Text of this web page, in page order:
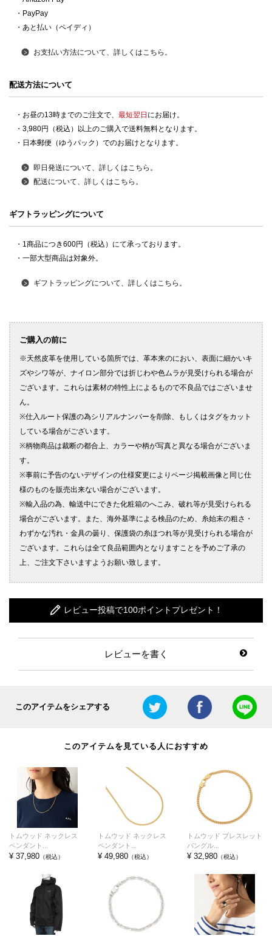
・PayPay
・あと払い（ペイディ）
お支払い方法について、詳しくはこちら。
配送方法について
・お昼の13時までのご注文で、 最短翌日 にお届け。
・3,980円（税込）以上のご購入で送料無料となります。
・日本郵便（ゆうパック）でのお届けとなります。
即日発送について、詳しくはこちら。
配送について、詳しくはこちら。
ギフトラッピングについて
・1商品につき600円（税込）にて承っております。
・一部大型商品は対象外。
ギフトラッピングについて、詳しくはこちら。
レビュー投稿で100ポイントプレゼント！
レビューを書く
このアイテムをシェアする
このアイテムを見ている人におすすめ
トムウッド ネックレス
ペンダント...
¥ 37,980 （税込）
トムウッド ネックレス
ペンダント...
¥ 49,980 （税込）
トムウッド ブレスレット
バングル...
¥ 32,980（税込）